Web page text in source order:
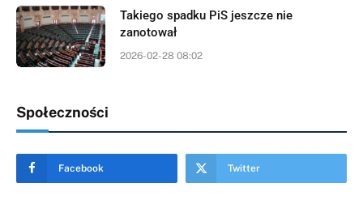
Takiego spadku PiS jeszcze nie
zanotował
2026-02-28 08:02
Społeczności
Facebook Twitter